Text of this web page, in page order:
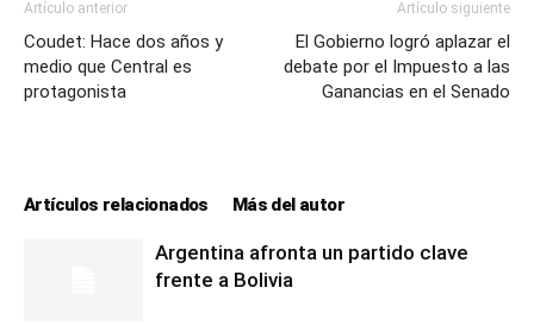
Artículo anterior
Coudet: Hace dos años y
medio que Central es
protagonista
Artículo siguiente
El Gobierno logró aplazar el
debate por el Impuesto a las
Ganancias en el Senado
Artículos relacionados Más del autor
Argentina afronta un partido clave
frente a Bolivia